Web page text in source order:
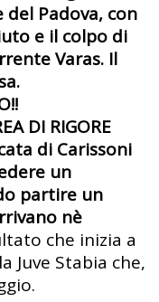
Padova, con
e il colpo di
Varas. Il
DI RIGORE
di Carissoni
un
partire un
nè
che inizia a
Juve Stabia che,